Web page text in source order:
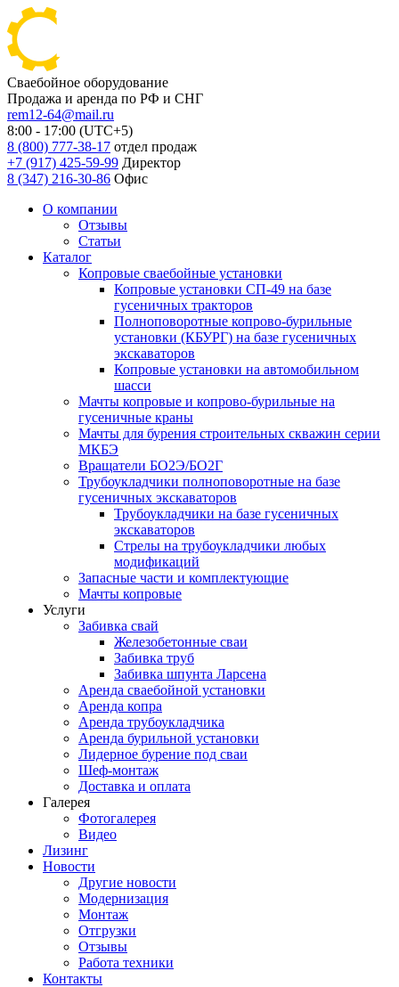
Сваебойное оборудование
Продажа и аренда по РФ и СНГ
rem12-64@mail.ru
8:00 - 17:00 (UTC+5)
8 (800) 777-38-17 отдел продаж
+7 (917) 425-59-99 Директор
8 (347) 216-30-86 Офис
О компании
Отзывы
Статьи
Каталог
Копровые сваебойные установки
Копровые установки СП-49 на базе
гусеничных тракторов
Полноповоротные копрово-бурильные
установки (КБУРГ) на базе гусеничных
экскаваторов
Копровые установки на автомобильном
шасси
Мачты копровые и копрово-бурильные на
гусеничные краны
Мачты для бурения строительных скважин серии
МКБЭ
Вращатели БО2Э/БО2Г
Трубоукладчики полноповоротные на базе
гусеничных экскаваторов
Трубоукладчики на базе гусеничных
экскаваторов
Стрелы на трубоукладчики любых
модификаций
Запасные части и комплектующие
Мачты копровые
Услуги
Забивка свай
Железобетонные сваи
Забивка труб
Забивка шпунта Ларсена
Аренда сваебойной установки
Аренда копра
Аренда трубоукладчика
Аренда бурильной установки
Лидерное бурение под сваи
Шеф-монтаж
Доставка и оплата
Галерея
Фотогалерея
Видео
Лизинг
Новости
Другие новости
Модернизация
Монтаж
Отгрузки
Отзывы
Работа техники
Контакты